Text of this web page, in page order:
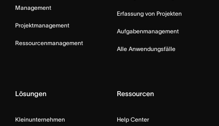
Management
Projektmanagement
Ressourcenmanagement
Erfassung von Projekten
Aufgabenmanagement
Alle Anwendungsfälle
Lösungen
Kleinunternehmen
Ressourcen
Help Center